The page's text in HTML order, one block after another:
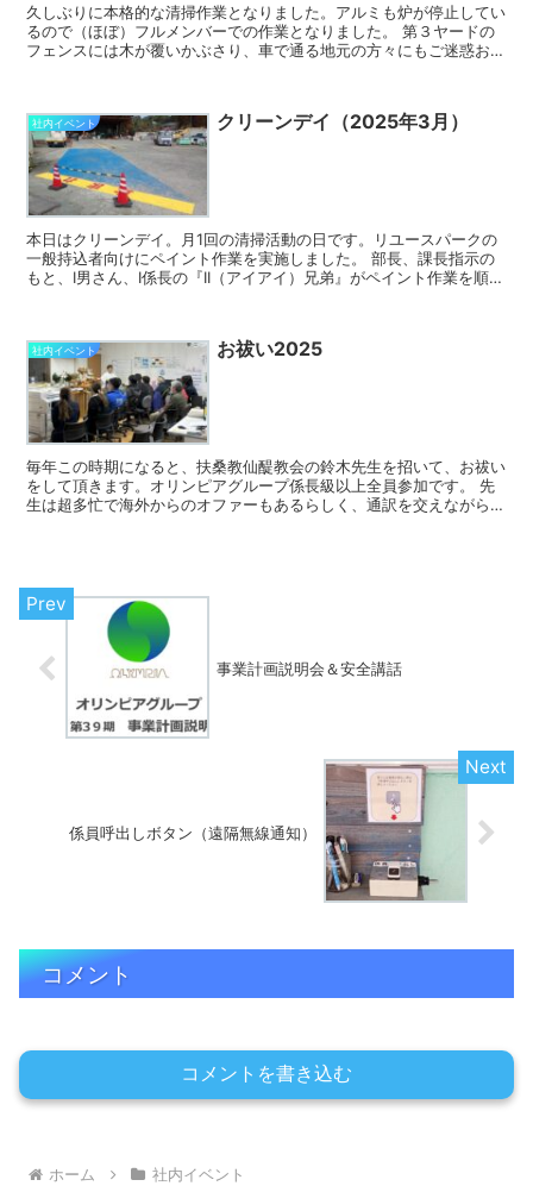
久しぶりに本格的な清掃作業となりました。アルミも炉が停止してい
るので（ほぼ）フルメンバーでの作業となりました。 第３ヤードの
フェンスには木が覆いかぶさり、車で通る地元の方々にもご迷惑おか
社内イベント クリーンデイ（2025年3月）
本日はクリーンデイ。月1回の清掃活動の日です。リユースパークの
一般持込者向けにペイント作業を実施しました。 部長、課長指示の
もと、I男さん、I係長の『II（アイアイ）兄弟』がペイント作業を順調
社内イベント お祓い2025
毎年この時期になると、扶桑教仙醍教会の鈴木先生を招いて、お祓い
をして頂きます。オリンピアグループ係長級以上全員参加です。 先
生は超多忙で海外からのオファーもあるらしく、通訳を交えながらリ
事業計画説明会＆安全講話
係員呼出しボタン（遠隔無線通知）
コメント
コメントを書き込む
ホーム 社内イベント